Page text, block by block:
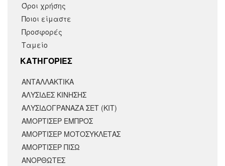
Όροι χρήσης
Ποιοι είμαστε
Προσφορές
Ταμείο
KΑΤΗΓΟΡΙΕΣ
ΑΝΤΑΛΛΑΚΤΙΚΆ
ΑΛΥΣΙΔΕΣ ΚΙΝΗΣΗΣ
ΑΛΥΣΙΔΟΓΡΑΝΑΖΑ ΣΕΤ (ΚΙΤ)
ΑΜΟΡΤΙΣΕΡ ΕΜΠΡΟΣ
ΑΜΟΡΤΙΣΈΡ ΜΟΤΟΣΥΚΛΈΤΑΣ
ΑΜΟΡΤΙΣΕΡ ΠΙΣΩ
ΑΝΟΡΘΩΤΕΣ